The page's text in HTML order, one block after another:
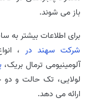
باز می شوند.
برای اطلاعات بیشتر به
شرکت سهند در
آلومینیومی ترمال بریک،
لولایی، تک حالت و دو
ارائه می دهد.